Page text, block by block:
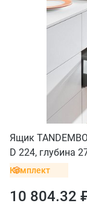
Ящик
D 224, глубина
серый орион
Комплект
10 804.32